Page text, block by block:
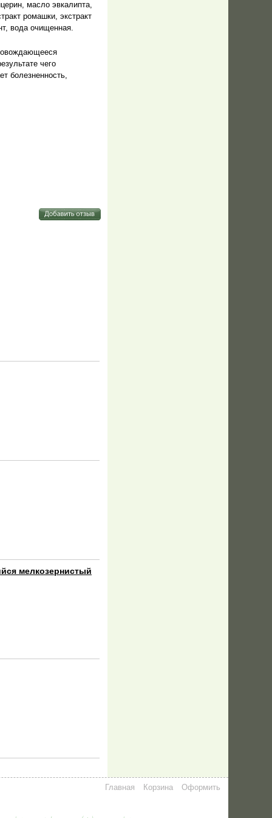
масло эвкалипта,
ромашки, экстракт
вода очищенная.
чего
болезненность,
мелкозернистый
Главная Корзина Оформить